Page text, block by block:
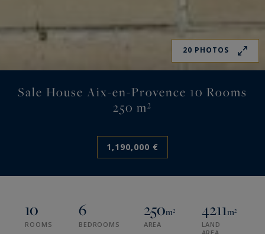
20 PHOTOS
Sale House Aix-en-Provence 10 Rooms
250 m²
1,190,000 €
10
ROOMS
6
BEDROOMS
250m²
AREA
4211m²
LAND